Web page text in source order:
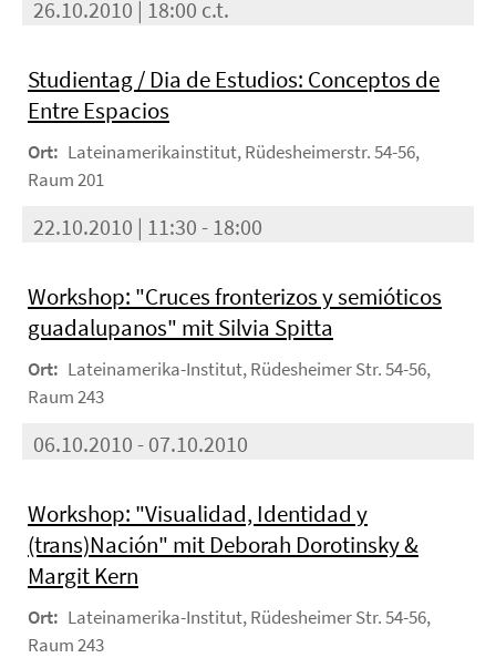
26.10.2010 | 18:00 c.t.
Studientag / Dia de Estudios: Conceptos de
Entre Espacios
Ort: Lateinamerikainstitut, Rüdesheimerstr. 54-56,
Raum 201
22.10.2010 | 11:30 - 18:00
Workshop: "Cruces fronterizos y semióticos
guadalupanos" mit Silvia Spitta
Ort: Lateinamerika-Institut, Rüdesheimer Str. 54-56,
Raum 243
06.10.2010 - 07.10.2010
Workshop: "Visualidad, Identidad y
(trans)Nación" mit Deborah Dorotinsky &
Margit Kern
Ort: Lateinamerika-Institut, Rüdesheimer Str. 54-56,
Raum 243